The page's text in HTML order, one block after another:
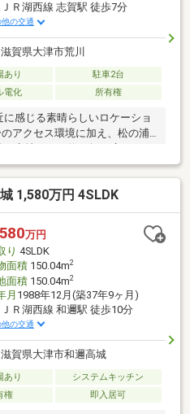
ＪＲ湖西線 志賀駅 徒歩7分
他の交通
滋賀県大津市荒川
あり
駐車2台
電化 所有権
感じる素晴らしいロケーショ
アクセス環境に加え、松の浦
ながらゆったりとした時間を
各種建築許可や利用条件等に
ます。ご検討の目的に応じた
きましては、お気軽に弊社ま
承っております。詳細は担当の
岸田まで。
1,580万円 4SLDK
万円
り 4SLDK
面積150.04m2
面積150.04m2
月 1988年12月(築37年9ヶ月)
ＪＲ湖西線 和邇駅 徒歩10分
他の交通
滋賀県大津市和邇高城
あり
システムキッチン
権 即入居可